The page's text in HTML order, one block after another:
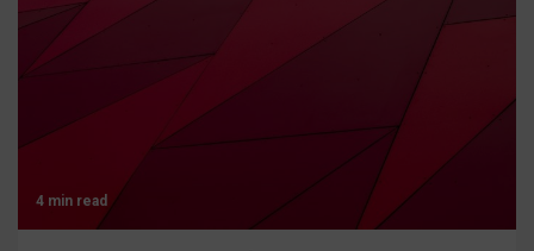
4 min read